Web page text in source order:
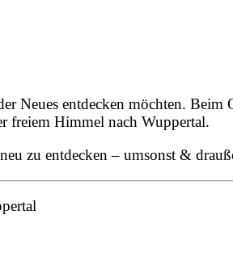
Neues entdecken möchten.
freiem Himmel nach Wuppertal.
zu entdecken – umsonst &